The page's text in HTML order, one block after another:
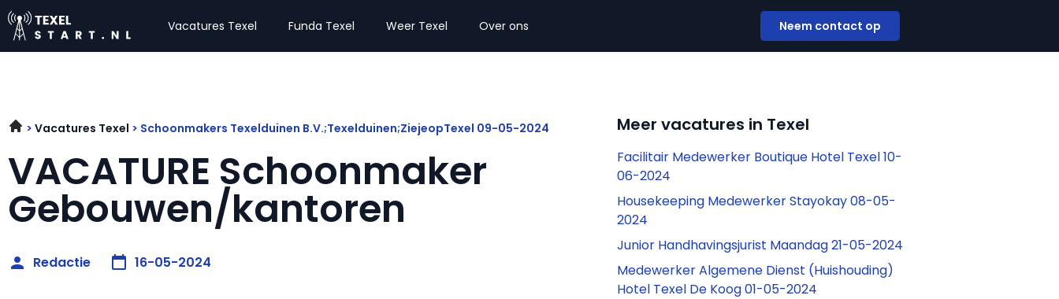
Vacatures Texel Funda Texel Weer Texel Over ons Neem contact op
Vacatures Texel Schoonmakers Texelduinen B.V.;Texelduinen;ZiejeopTexel 09-05-2024
VACATURE Schoonmaker
Gebouwen/kantoren
Redactie 16-05-2024
Meer vacatures in Texel
Facilitair Medewerker Boutique Hotel Texel 10-
06-2024
Housekeeping Medewerker Stayokay 08-05-
2024
Junior Handhavingsjurist Maandag 21-05-2024
Medewerker Algemene Dienst (Huishouding)
Hotel Texel De Koog 01-05-2024